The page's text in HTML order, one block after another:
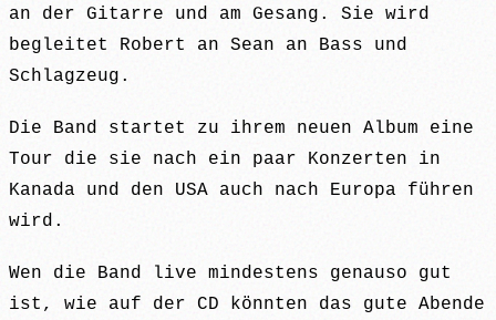
an der Gitarre und am Gesang. Sie wird
begleitet Robert an Sean an Bass und
Schlagzeug.
Die Band startet zu ihrem neuen Album eine
Tour die sie nach ein paar Konzerten in
Kanada und den USA auch nach Europa führen
wird.
Wen die Band live mindestens genauso gut
ist, wie auf der CD könnten das gute Abende